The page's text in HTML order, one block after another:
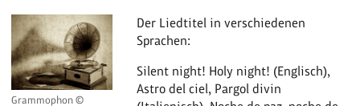
Grammophon ©
Der Liedtitel in verschiedenen
Sprachen:
Silent night! Holy night! (Englisch),
Astro del ciel, Pargol divin